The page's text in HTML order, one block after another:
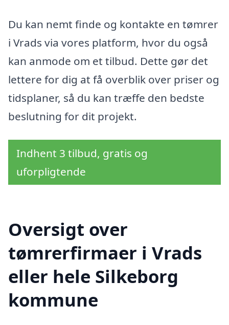
Du kan nemt finde og kontakte en tømrer
i Vrads via vores platform, hvor du også
kan anmode om et tilbud. Dette gør det
lettere for dig at få overblik over priser og
tidsplaner, så du kan træffe den bedste
beslutning for dit projekt.
Indhent 3 tilbud, gratis og
uforpligtende
Oversigt over
tømrerfirmaer i Vrads
eller hele Silkeborg
kommune